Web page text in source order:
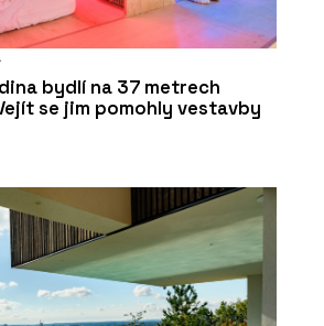
bydlí na 37 metrech
se jim pomohly vestavby